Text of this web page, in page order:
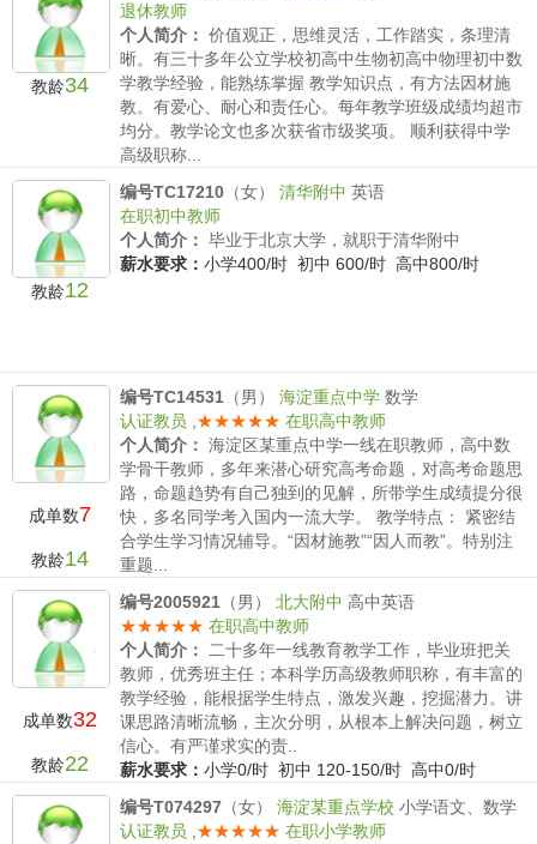
教龄34
退休教师
个人简介： 价值观正，思维灵活，工作踏实，条理清
晰。有三十多年公立学校初高中生物初高中物理初中数
学教学经验，能熟练掌握 教学知识点，有方法因材施
教。有爱心、耐心和责任心。每年教学班级成绩均超市
均分。教学论文也多次获省市级奖项。 顺利获得中学
高级职称...
教龄12
编号TC17210 （女） 清华附中 英语
在职初中教师
个人简介： 毕业于北京大学，就职于清华附中
薪水要求： 小学400/时 初中 600/时 高中800/时
成单数7
教龄14
编号TC14531 （男） 海淀重点中学 数学
认证教员
★★★★★ 在职高中教师
个人简介： 海淀区某重点中学一线在职教师，高中数
学骨干教师，多年来潜心研究高考命题，对高考命题思
路，命题趋势有自己独到的见解，所带学生成绩提分很
快，多名同学考入国内一流大学。 教学特点： 紧密结
合学生学习情况辅导。“因材施教”“因人而教”。特别注
重题...
中600--1000/时
成单数32
教龄22
编号2005921 （男） 北大附中 高中英语
★★★★★ 在职高中教师
个人简介：
二十多年一线教育教学工作，毕业班把关
教师，优秀班主任；本科学历高级教师职称，有丰富的
教学经验，能根据学生特点，激发兴趣，挖掘潜力。讲
课思路清晰流畅，主次分明，从根本上解决问题，树立
信心。有严谨求实的责..
薪水要求： 小学0/时 初中 120-150/时 高中0/时
编号T074297 （女） 海淀某重点学校 小学语文、数学
认证教员
★★★★★ 在职小学教师